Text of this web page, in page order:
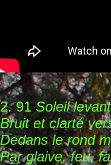
2. 91 Soleil
Bruit et clarté
Dedans le rond
Par glaive, feu,